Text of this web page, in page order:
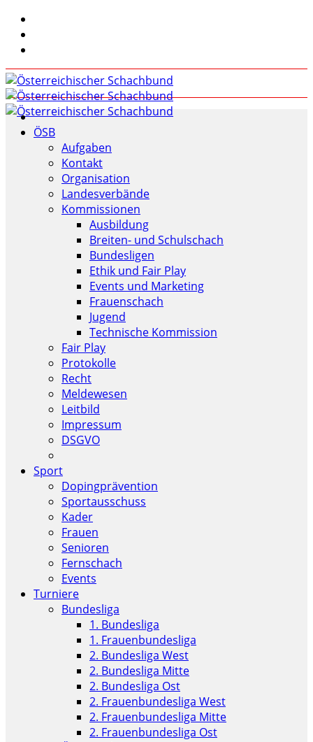
ÖSB
Aufgaben
Kontakt
Organisation
Landesverbände
Kommissionen
Ausbildung
Breiten- und Schulschach
Bundesligen
Ethik und Fair Play
Events und Marketing
Frauenschach
Jugend
Technische Kommission
Fair Play
Protokolle
Recht
Meldewesen
Leitbild
Impressum
DSGVO
Sport
Dopingprävention
Sportausschuss
Kader
Frauen
Senioren
Fernschach
Events
Turniere
Bundesliga
1. Bundesliga
1. Frauenbundesliga
2. Bundesliga West
2. Bundesliga Mitte
2. Bundesliga Ost
2. Frauenbundesliga West
2. Frauenbundesliga Mitte
2. Frauenbundesliga Ost